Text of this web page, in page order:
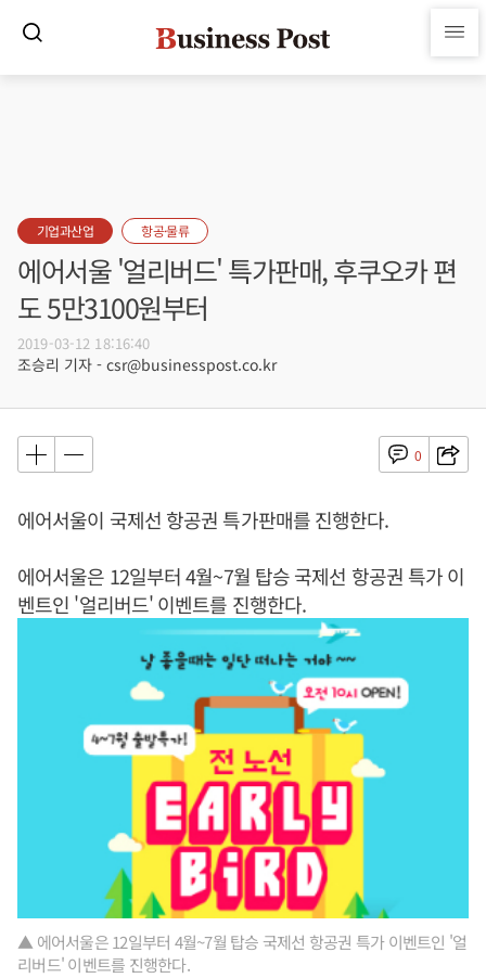
기업과산업 항공·물류
에어서울 '얼리버드' 특가판매, 후쿠오카 편
도 5만3100원부터
2019-03-12 18:16:40
조승리 기자 - csr@businesspost.co.kr
0
에어서울이 국제선 항공권 특가판매를 진행한다.
에어서울은 12일부터 4월~7월 탑승 국제선 항공권 특가 이
벤트인 '얼리버드' 이벤트를 진행한다.
▲ 에어서울은 12일부터 4월~7월 탑승 국제선 항공권 특가 이벤트인 '얼
리버드' 이벤트를 진행한다.